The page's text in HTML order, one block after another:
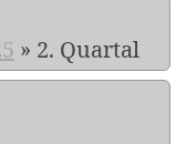
» 2. Quartal